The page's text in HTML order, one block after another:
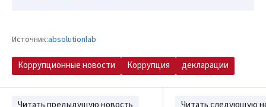
Источник:absolutionlab
Коррупционные новости Коррупция декларации